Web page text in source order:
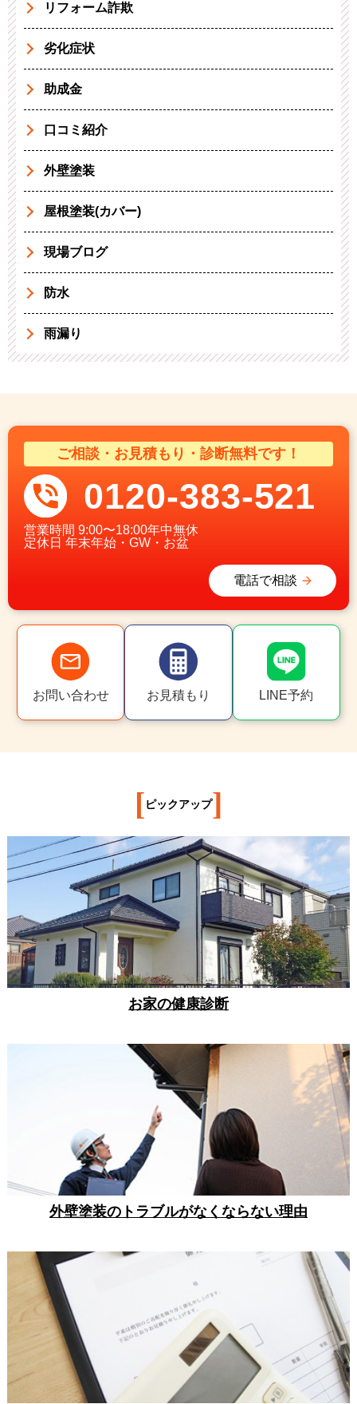
リフォーム詐欺
劣化症状
助成金
口コミ紹介
外壁塗装
屋根塗装(カバー)
現場ブログ
防水
雨漏り
ご相談・お見積もり・診断無料です！
0120-383-521
営業時間 9:00〜18:00年中無休
定休日 年末年始・GW・お盆
電話で相談
お問い合わせ お見積もり LINE予約
[ ピックアップ]
お家の健康診断
外壁塗装のトラブルがなくならない理由